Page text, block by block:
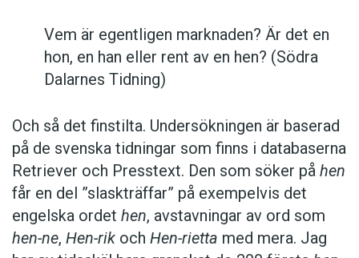
Vem är egentligen marknaden? Är det en
hon, en han eller rent av en hen? (Södra
Dalarnes Tidning)
Och så det finstilta. Undersökningen är baserad
på de svenska tidningar som finns i databaserna
Retriever och Presstext. Den som söker på hen
får en del ”slaskträffar” på exempelvis det
engelska ordet hen, avstavningar av ord som
hen-ne, Hen-rik och Hen-rietta med mera. Jag